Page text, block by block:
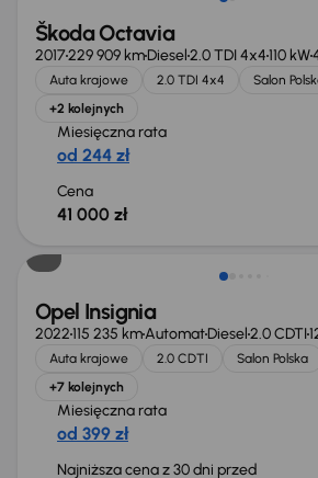
Škoda Octavia
2017229 909 kmDiesel2.0 TDI 4x4110 kW
Auta krajowe 2.0 TDI 4x4 Salon
+2 kolejnych
Miesięczna rata
od 244 zł
Cena
41 000 zł
Opel Insignia
2022115 235 kmAutomatDiesel2.0 CDTI
Auta krajowe 2.0 CDTI Salon Polska
+7 kolejnych
Miesięczna rata
od 399 zł
Najniższa cena z 30 dni przed